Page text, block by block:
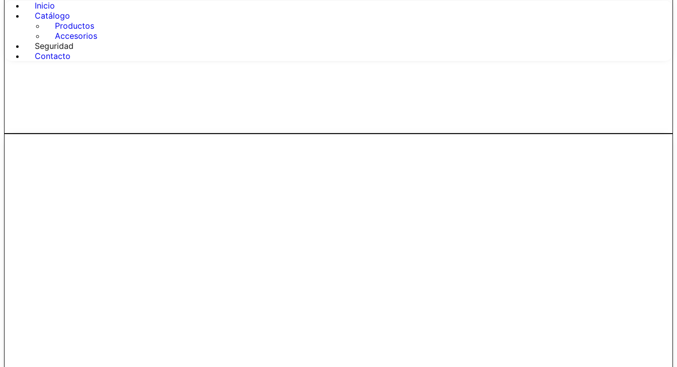
Inicio
Catálogo
Productos
Accesorios
Seguridad
Contacto